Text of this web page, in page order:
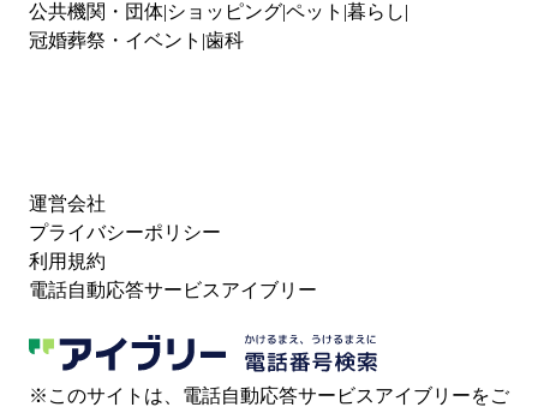
公共機関・団体 ショッピングペット 暮らし
冠婚葬祭・イベント 歯科
運営会社
プライバシーポリシー
利用規約
電話自動応答サービスアイブリー
※このサイトは、電話自動応答サービスアイブリーをご